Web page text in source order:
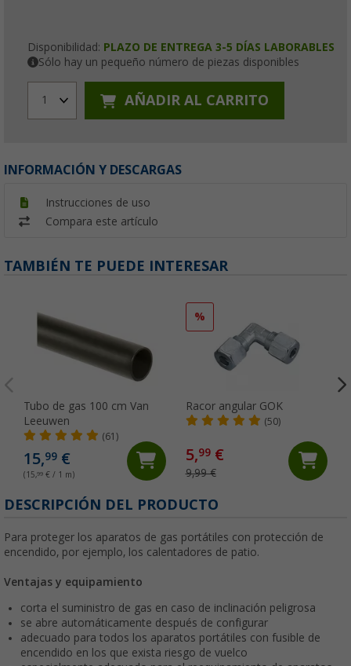
Disponibilidad: PLAZO DE ENTREGA 3-5 DÍAS LABORABLES
Sólo hay un pequeño número de piezas disponibles
1 AÑADIR AL CARRITO
INFORMACIÓN Y DESCARGAS
Instrucciones de uso
Compara este artículo
TAMBIÉN TE PUEDE INTERESAR
Tubo de gas 100 cm Van
Leeuwen
(61)
15,99 €
(15,99 € / 1 m)
%
Racor angular GOK
(50)
5,99€
9,99 €
DESCRIPCIÓN DEL PRODUCTO
Para proteger los aparatos de gas portátiles con protección de
encendido, por ejemplo, los calentadores de patio.
Ventajas y equipamiento
corta el suministro de gas en caso de inclinación peligrosa
se abre automáticamente después de configurar
adecuado para todos los aparatos portátiles con fusible de
encendido en los que exista riesgo de vuelco